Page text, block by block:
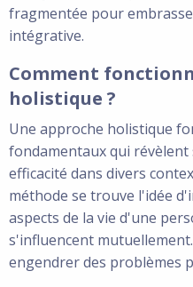
fragmentée pour
intégrative.
Comment
holistique ?
Une approche holistique
fondamentaux qui
efficacité dans divers
méthode se trouve l'idée
aspects de la vie d'une
s'influencent
engendrer des problèmes